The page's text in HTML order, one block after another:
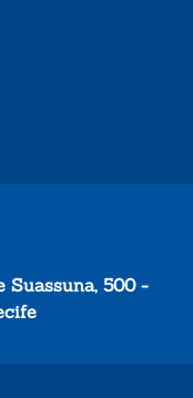
Suassuna, 500 -